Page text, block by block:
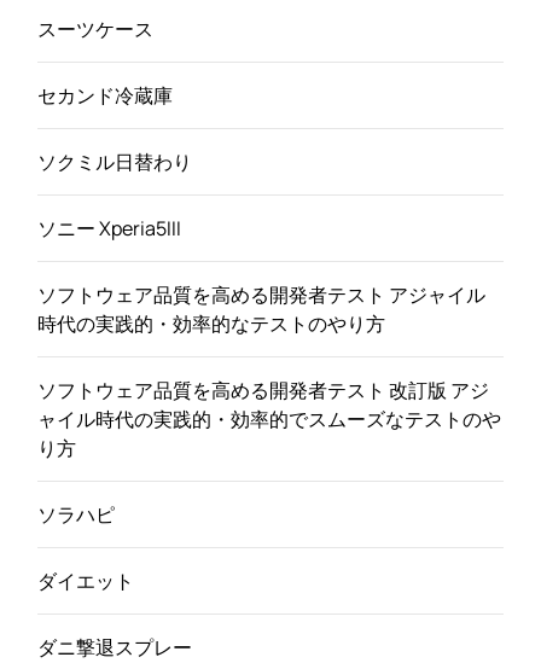
スーツケース
セカンド冷蔵庫
ソクミル日替わり
ソニー Xperia5III
ソフトウェア品質を高める開発者テスト アジャイル
時代の実践的・効率的なテストのやり方
ソフトウェア品質を高める開発者テスト 改訂版 アジ
ャイル時代の実践的・効率的でスムーズなテストのや
り方
ソラハピ
ダイエット
ダニ撃退スプレー